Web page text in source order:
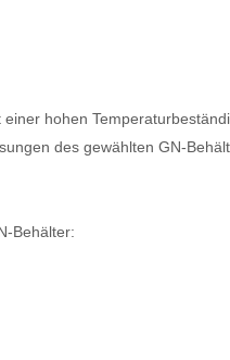
hohen
des gewählten GN-
Behälter: